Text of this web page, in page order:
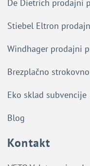
De Dietrich prodajni
Stiebel Eltron
Windhager prodajni
Brezplačno
Eko sklad subvencije
Blog
Kontakt